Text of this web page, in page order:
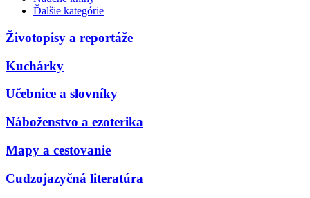
Ďalšie kategórie
Životopisy a reportáže
Kuchárky
Učebnice a slovníky
Náboženstvo a ezoterika
Mapy a cestovanie
Cudzojazyčná literatúra